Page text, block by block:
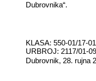
Dubrovnika“.
KLASA: 550-01/17-
URBROJ: 2117/01-
Dubrovnik, 28. rujna